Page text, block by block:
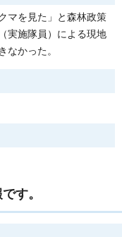
マを見た」と森林政策
実施隊員）による現地
なかった。
す。